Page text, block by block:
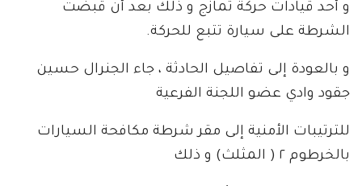
و أحد قيادات حركة تمازج و ذلك بعد أن قبضت
الشرطة على سيارة تتبع للحركة.
و بالعودة إلى تفاصيل الحادثة ، جاء الجنرال حسين
جقود وادي عضو اللجنة الفرعية
للترتيبات الأمنية إلى مقر شرطة مكافحة السيارات
بالخرطوم ٢ ( المثلث) و ذلك